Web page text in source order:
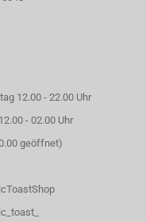
12.00 - 22.00 Uhr
- 02.00 Uhr
geöffnet)